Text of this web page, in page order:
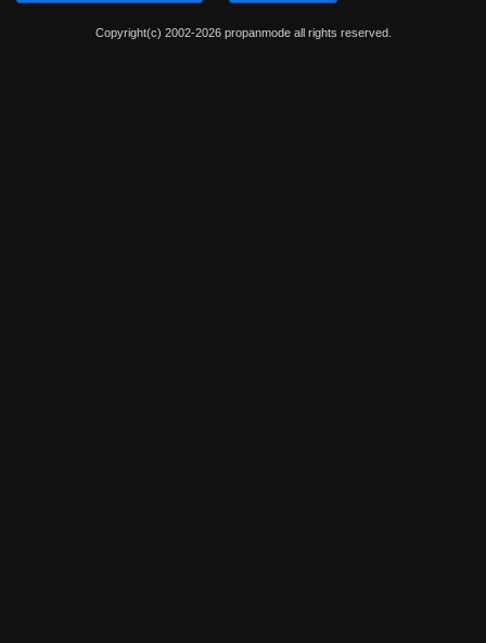
Copyright(c) 2002-2026 propanmode all rights reserved.